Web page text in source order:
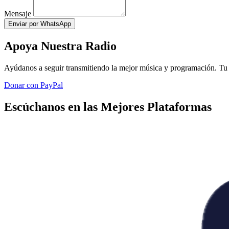
Mensaje
Enviar por WhatsApp
Apoya Nuestra Radio
Ayúdanos a seguir transmitiendo la mejor música y programación.
Donar con PayPal
Escúchanos en las Mejores Plataformas